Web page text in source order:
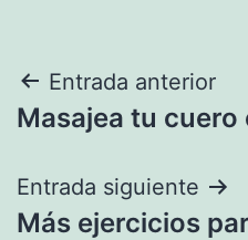
Navegación
de
entradas
Entrada anterior
Masajea tu cuero
Entrada siguiente
Más ejercicios